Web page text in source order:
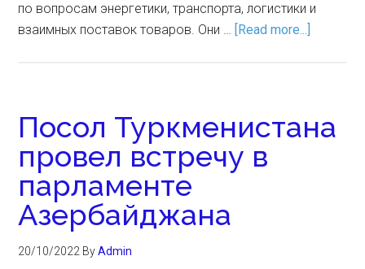
по вопросам энергетики, транспорта, логистики и
взаимных поставок товаров. Они … [Read more...]
Посол Туркменистана
провел встречу в
парламенте
Азербайджана
20/10/2022 ByAdmin